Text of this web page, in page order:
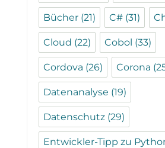
Bücher (21) C# (31)
Cloud (22) Cobol (33)
Cordova (26) Corona
Datenanalyse (19)
Datenschutz (29)
Entwickler-Tipp zu